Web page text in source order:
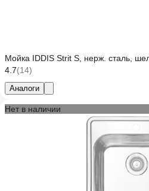
Мойка IDDIS Strit S, нерж. сталь,
4.7(14)
Аналоги
Нет в наличии